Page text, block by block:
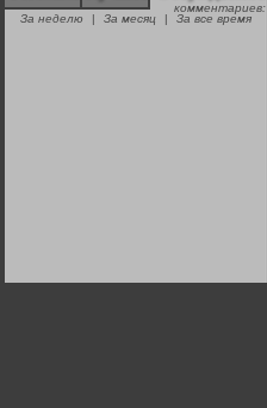
"Аркадий Коц" на
эгалите-фесте "Не
комментариев:
За неделю
| За месяц | За все время